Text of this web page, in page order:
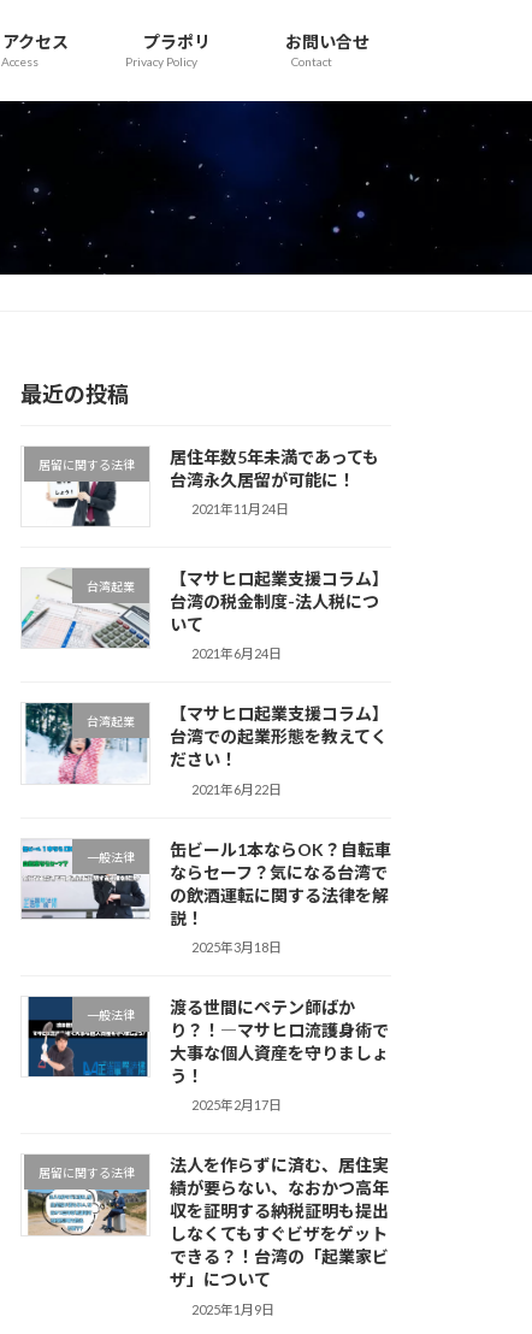
アクセス
Access
プラポリ
Privacy Policy
お問い合せ
Contact
最近の投稿
居留に関する法律
居住年数5年未満であっても
台湾永久居留が可能に！
2021年11月24日
台湾起業
【マサヒロ起業支援コラム】
台湾の税金制度-法人税につ
いて
2021年6月24日
台湾起業
【マサヒロ起業支援コラム】
台湾での起業形態を教えてく
ださい！
2021年6月22日
一般法律
缶ビール1本ならOK？自転車
ならセーフ？気になる台湾で
の飲酒運転に関する法律を解
説！
2025年3月18日
一般法律
渡る世間にペテン師ばか
り？！―マサヒロ流護身術で
大事な個人資産を守りましょ
う！
2025年2月17日
居留に関する法律
法人を作らずに済む、居住実
績が要らない、なおかつ高年
収を証明する納税証明も提出
しなくてもすぐビザをゲット
できる？！台湾の「起業家ビ
ザ」について
2025年1月9日